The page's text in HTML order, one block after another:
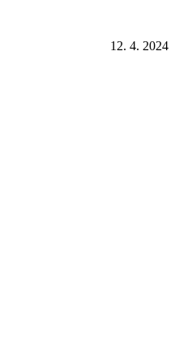
12. 4. 2024